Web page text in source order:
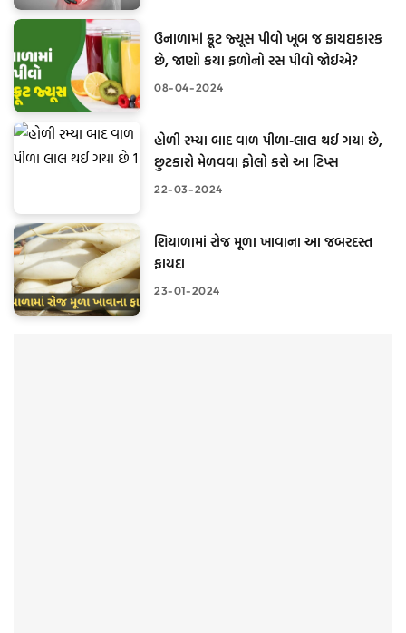
08-04-2024
ઉનાળામાં ફ્રૂટ જ્યૂસ પીવો ખૂબ જ ફાયદાકારક
છે, જાણો કયા ફળોનો રસ પીવો જોઈએ?
22-03-2024
હોળી રમ્યા બાદ વાળ પીળા-લાલ થઈ ગયા છે,
છુટકારો મેળવવા ફોલો કરો આ ટિપ્સ
23-01-2024
શિયાળામાં રોજ મૂળા ખાવાના આ જબરદસ્ત
ફાયદા